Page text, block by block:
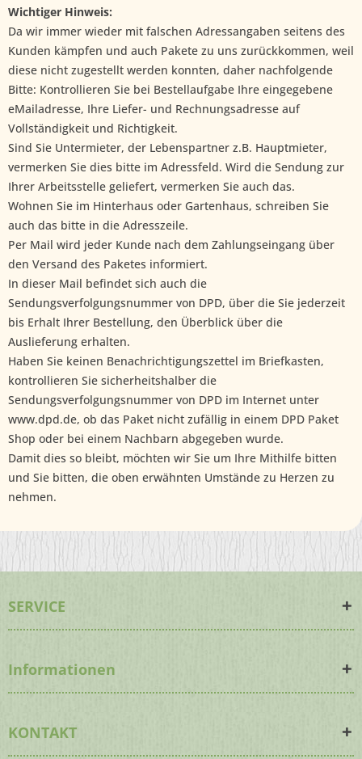
Wichtiger Hinweis:
Da wir immer wieder mit falschen Adressangaben seitens des
Kunden kämpfen und auch Pakete zu uns zurückkommen, weil
diese nicht zugestellt werden konnten, daher nachfolgende
Bitte: Kontrollieren Sie bei Bestellaufgabe Ihre eingegebene
eMailadresse, Ihre Liefer- und Rechnungsadresse auf
Vollständigkeit und Richtigkeit.
Sind Sie Untermieter, der Lebenspartner z.B. Hauptmieter,
vermerken Sie dies bitte im Adressfeld. Wird die Sendung zur
Ihrer Arbeitsstelle geliefert, vermerken Sie auch das.
Wohnen Sie im Hinterhaus oder Gartenhaus, schreiben Sie
auch das bitte in die Adresszeile.
Per Mail wird jeder Kunde nach dem Zahlungseingang über
den Versand des Paketes informiert.
In dieser Mail befindet sich auch die
Sendungsverfolgungsnummer von DPD, über die Sie jederzeit
bis Erhalt Ihrer Bestellung, den Überblick über die
Auslieferung erhalten.
Haben Sie keinen Benachrichtigungszettel im Briefkasten,
kontrollieren Sie sicherheitshalber die
Sendungsverfolgungsnummer von DPD im Internet unter
www.dpd.de, ob das Paket nicht zufällig in einem DPD Paket
Shop oder bei einem Nachbarn abgegeben wurde.
Damit dies so bleibt, möchten wir Sie um Ihre Mithilfe bitten
und Sie bitten, die oben erwähnten Umstände zu Herzen zu
nehmen.
SERVICE
Informationen
KONTAKT